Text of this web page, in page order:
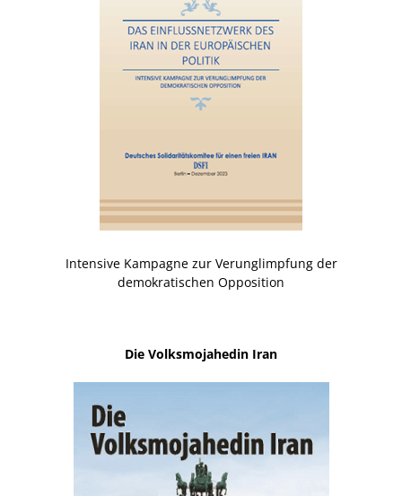
Intensive Kampagne zur Verunglimpfung der
demokratischen Opposition
Die Volksmojahedin Iran